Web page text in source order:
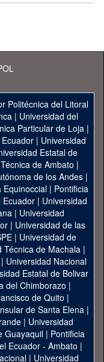
Politécnica del Litoral
| Universidad del
Particular de Loja|
| Universidad
Estatal de
de Ambato |
de los Andes|
Equinoccial| Pontificia
Ecuador | Universidad
| Universidad
| Universidad de las
| Universidad de
Técnica de Machala|
| Universidad Nacional
Estatal de Bolivar
del Chimborazo |
de Quito |
de Santa Elena|
| Universidad
Guayaquil| Pontificia
Ecuador - Ambato |
| Universidad